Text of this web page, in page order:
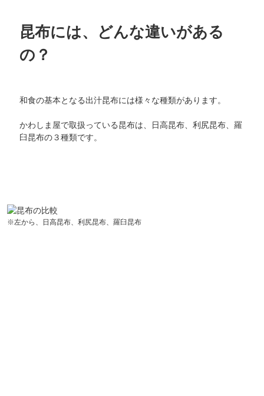
昆布には、どんな違いがある
の？
和食の基本となる出汁昆布には様々な種類があります。
かわしま屋で取扱っている昆布は、日高昆布、利尻昆布、羅
臼昆布の３種類です。
※左から、日高昆布、利尻昆布、羅臼昆布